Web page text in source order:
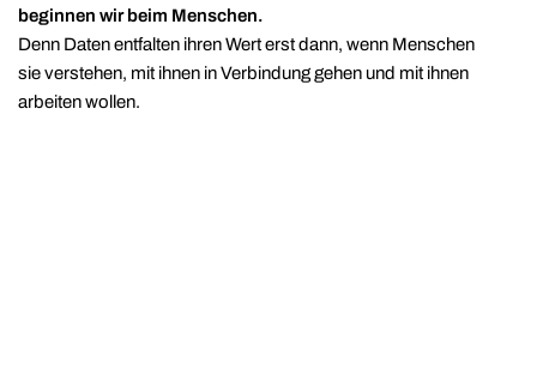
beginnen wir beim Menschen.
Denn Daten entfalten ihren Wert erst dann, wenn Menschen
sie verstehen, mit ihnen in Verbindung gehen und mit ihnen
arbeiten wollen.